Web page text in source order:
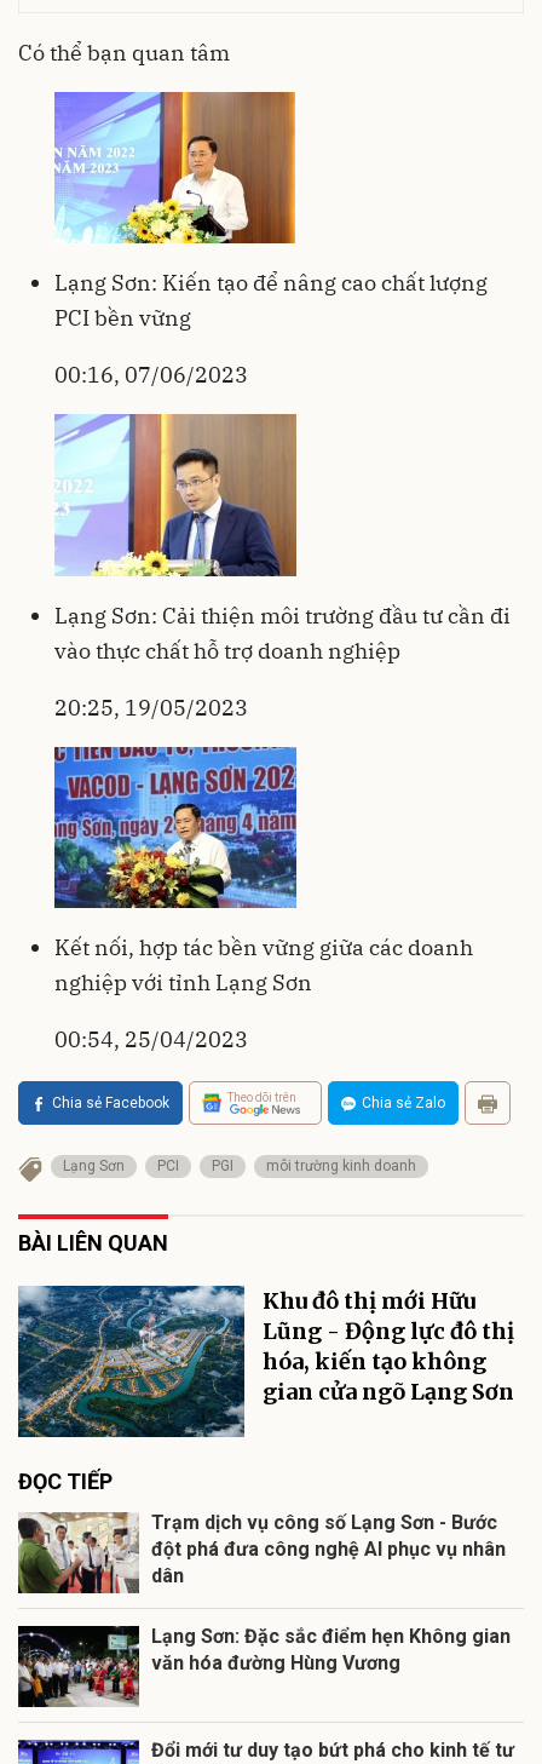
Có thể bạn quan tâm
Lạng Sơn: Kiến tạo để nâng cao chất lượng
PCI bền vững
00:16, 07/06/2023
Lạng Sơn: Cải thiện môi trường đầu tư cần đi
vào thực chất hỗ trợ doanh nghiệp
20:25, 19/05/2023
Kết nối, hợp tác bền vững giữa các doanh
nghiệp với tỉnh Lạng Sơn
00:54, 25/04/2023
Chia sẻ Facebook Theo dõi trên Chia sẻ Zalo
Lạng Sơn PCI PGI môi trường kinh doanh
BÀI LIÊN QUAN
Khu đô thị mới Hữu
Lũng - Động lực đô thị
hóa, kiến tạo không
gian cửa ngõ Lạng Sơn
ĐỌC TIẾP
Trạm dịch vụ công số Lạng Sơn - Bước
đột phá đưa công nghệ AI phục vụ nhân
dân
Lạng Sơn: Đặc sắc điểm hẹn Không gian
văn hóa đường Hùng Vương
Đổi mới tư duy tạo bứt phá cho kinh tế tư